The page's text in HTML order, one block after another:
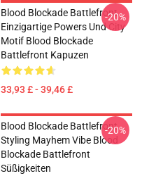
Blood Blockade Battlefront
Einzigartige Powers Und City
Motif Blood Blockade
Battlefront Kapuzen
33,93 £ - 39,46 £
-20%
Blood Blockade Battlefront
Styling Mayhem Vibe Blood
Blockade Battlefront
Süßigkeiten
-20%